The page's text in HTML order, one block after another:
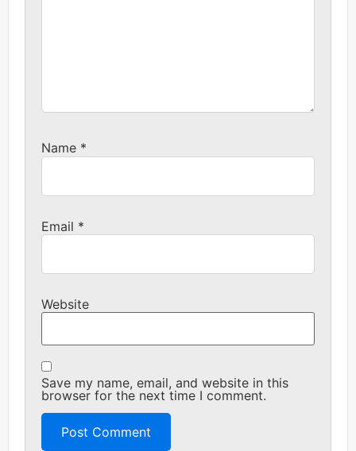
Name *
Email *
Website
Save my name, email, and website in this
browser for the next time I comment.